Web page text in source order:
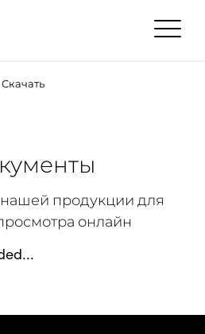
продукции для
онлайн